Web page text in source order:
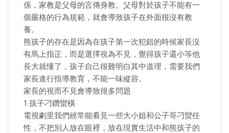
係，家教是父母的言傳身教。父母對於孩子不能有一
個嚴格的行為規範，就會導致孩子在外面很沒有教
養。
熊孩子的存在是因為在孩子第一次犯錯的時候家長沒
有馬上指正，而是選擇視為不見，覺得孩子還小等他
長大就懂了，孩子自己很難明白其中道理，需要我們
家長進行指導教育，不能一味縱容。
家長的視而不見會導致很多問題
1.孩子刁鑽蠻橫
電視劇里我們經常能看見一些大小姐和公子哥刁蠻任
性，不把別人放在眼裡，放在現實生活中和熊孩子的